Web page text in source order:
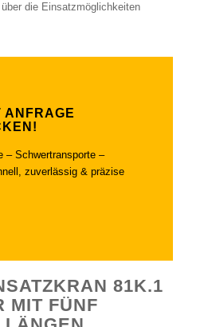
die Einsatzmöglichkeiten
ANFRAGE
– Schwertransporte –
zuverlässig & präzise
81K.1
MIT FÜNF